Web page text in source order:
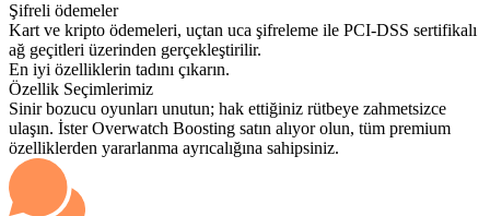
Şifreli ödemeler
Kart ve kripto ödemeleri, uçtan uca şifreleme ile PCI-DSS sertifikalı
ağ geçitleri üzerinden gerçekleştirilir.
En iyi özelliklerin tadını çıkarın.
Özellik Seçimlerimiz
Sinir bozucu oyunları unutun; hak ettiğiniz rütbeye zahmetsizce
ulaşın. İster Overwatch Boosting satın alıyor olun, tüm premium
özelliklerden yararlanma ayrıcalığına sahipsiniz.